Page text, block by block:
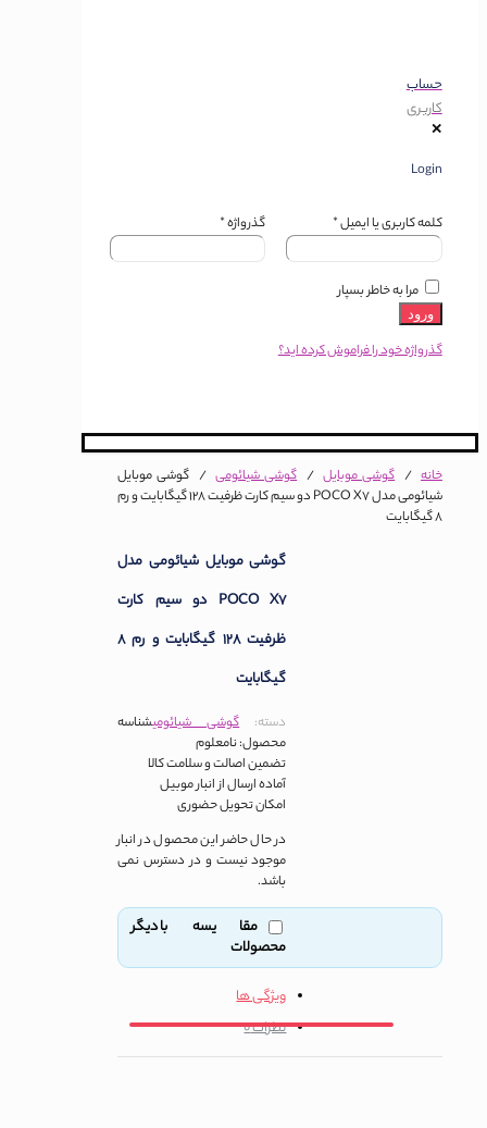
حساب
کاربری
Login
کلمه کاربری یا ایمیل* گذرواژه*
مرا به خاطر بسپار
ورود
گذرواژه خود را فراموش کرده اید؟
خانه/گوشی موبایل/گوشی شیائومی/گوشی موبایل
شیائومی مدل POCO X7 دو سیم کارت ظرفیت 128 گیگابایت و رم
گوشی موبایل شیائومی مدل
POCO X7 دو سیم کارت
ظرفیت 128 گیگابایت و رم 8
گیگابایت
دسته: گوشی شیائومیشناسه
محصول:نامعلوم
تضمین اصالت و سلامت کالا
آماده ارسال از انبار موبیل
امکان تحویل حضوری
در حال حاضر این محصول در انبار
موجود نیست و در دسترس نمی
باشد.
مقایسه با دیگر
محصولات
ویژگی ها
نظرات0